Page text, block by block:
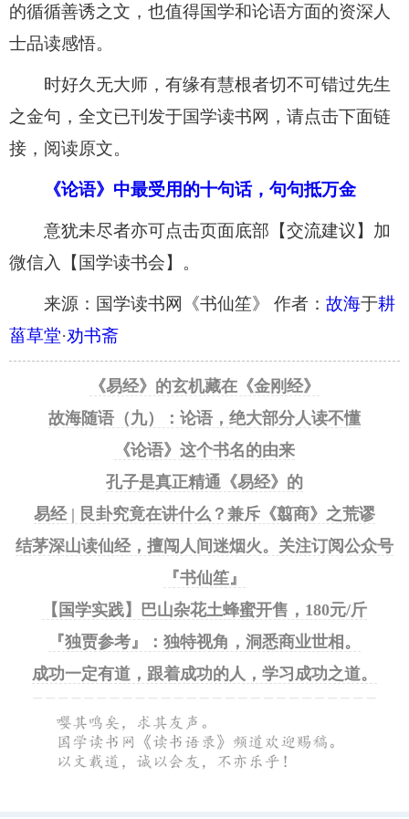
的循循善诱之文，也值得国学和论语方面的资深人
士品读感悟。
时好久无大师，有缘有慧根者切不可错过先生
之金句，全文已刊发于国学读书网，请点击下面链
接，阅读原文。
《论语》中最受用的十句话，句句抵万金
意犹未尽者亦可点击页面底部【交流建议】加
微信入【国学读书会】。
来源：国学读书网《书仙笙》 作者： 故海于耕
菑草堂·劝书斋
《易经》的玄机藏在《金刚经》
故海随语（九）：论语，绝大部分人读不懂
《论语》这个书名的由来
孔子是真正精通《易经》的
易经 | 艮卦究竟在讲什么？兼斥《翦商》之荒谬
结茅深山读仙经，擅闯人间迷烟火。关注订阅公众号
『书仙笙』
【国学实践】巴山杂花土蜂蜜开售，180元/斤
『独贾参考』：独特视角，洞悉商业世相。
成功一定有道，跟着成功的人，学习成功之道。